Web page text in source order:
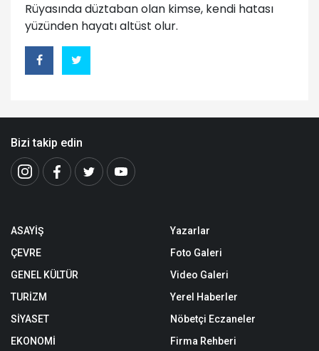
Rüyasında düztaban olan kimse, kendi hatası
yüzünden hayatı altüst olur.
Bizi takip edin
ASAYİŞ
ÇEVRE
GENEL KÜLTÜR
TURİZM
SİYASET
EKONOMİ
Yazarlar
Foto Galeri
Video Galeri
Yerel Haberler
Nöbetçi Eczaneler
Firma Rehberi